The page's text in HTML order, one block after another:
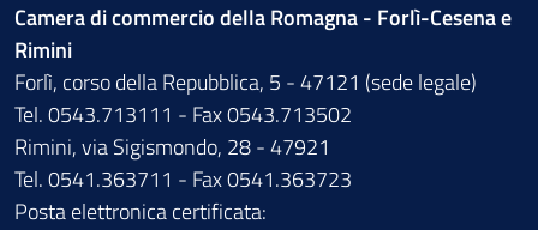
Camera di commercio della Romagna - Forlì-Cesena e
Rimini
Forlì, corso della Repubblica, 5 - 47121 (sede legale)
Tel. 0543.713111 - Fax 0543.713502
Rimini, via Sigismondo, 28 - 47921
Tel. 0541.363711 - Fax 0541.363723
Posta elettronica certificata: